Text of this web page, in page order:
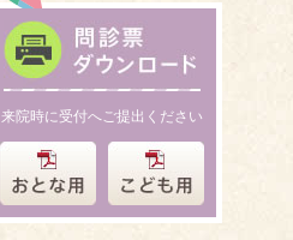
来院時に受付へご提出ください